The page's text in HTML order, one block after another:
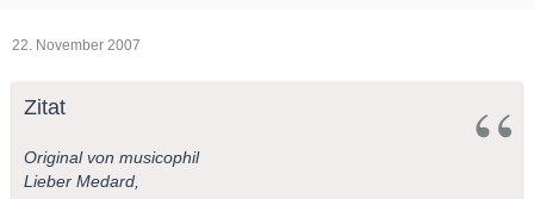
22. November 2007
Zitat
Original von musicophil
Lieber Medard,